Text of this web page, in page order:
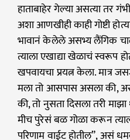
हाताबाहेर गेल्या असत्या तर
अशा आणखीही काही गोष्टी
भावानं केलेले असभ्य लैंगिक
त्याला एखाद्या खेळाचं स्वरूप
खपवायचा प्रयत्न केला. मात्र
मला तो आसपास असला की,
की, तो नुसता दिसला तरी
मीच पुरेसं बळ गोळा करून
परिणाम वाईट होतील”, असं